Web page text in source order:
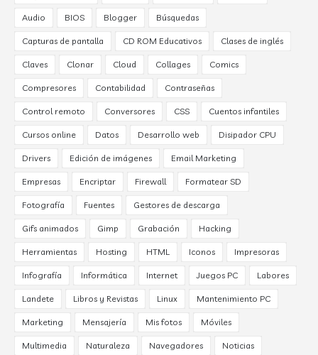
Audio BIOS Blogger Búsquedas
Capturas de pantalla CD ROM Educativos Clases de inglés
Claves Clonar Cloud Collages Comics
Compresores Contabilidad Contraseñas
Control remoto Conversores CSS Cuentos infantiles
Cursos online Datos Desarrollo web Disipador CPU
Drivers Edición de imágenes Email Marketing
Empresas Encriptar Firewall Formatear SD
Fotografía Fuentes Gestores de descarga
Gifs animados Gimp Grabación Hacking
Herramientas Hosting HTML Iconos Impresoras
Infografía Informática Internet Juegos PC Labores
Landete Libros y Revistas Linux Mantenimiento PC
Marketing Mensajería Mis fotos Móviles
Multimedia Naturaleza Navegadores Noticias